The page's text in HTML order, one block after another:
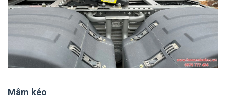
Mâm kéo